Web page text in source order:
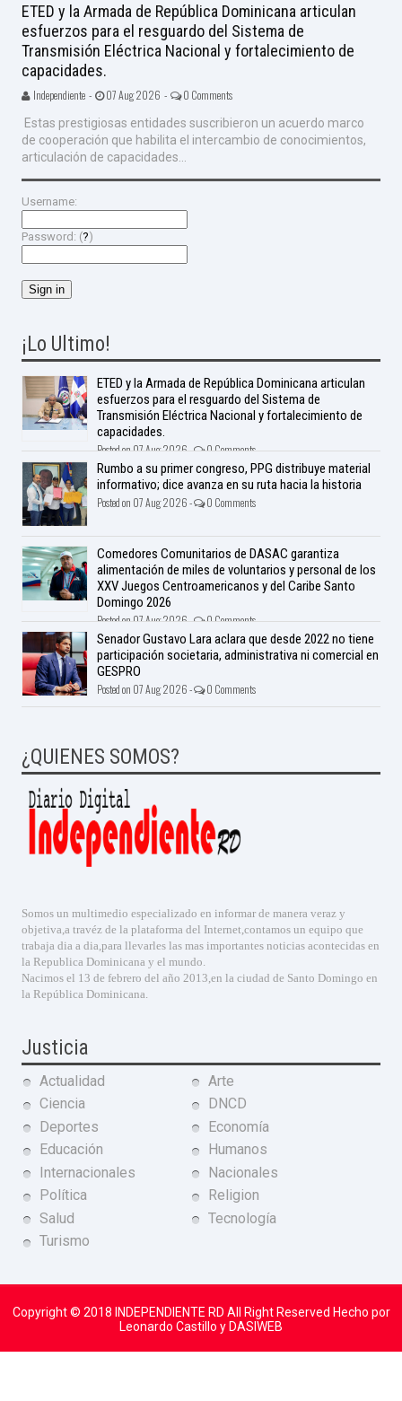
ETED y la Armada de República Dominicana articulan
esfuerzos para el resguardo del Sistema de
Transmisión Eléctrica Nacional y fortalecimiento de
capacidades.
Independiente - 07 Aug 2026 - 0 Comments
Estas prestigiosas entidades suscribieron un acuerdo marco
de cooperación que habilita el intercambio de conocimientos,
articulación de capacidades...
Username:
Password: (?)
¡Lo Ultimo!
ETED y la Armada de República Dominicana articulan
esfuerzos para el resguardo del Sistema de
Transmisión Eléctrica Nacional y fortalecimiento de
capacidades.
Posted on 07 Aug 2026 - 0 Comments
Rumbo a su primer congreso, PPG distribuye material
informativo; dice avanza en su ruta hacia la historia
Posted on 07 Aug 2026 - 0 Comments
Comedores Comunitarios de DASAC garantiza
alimentación de miles de voluntarios y personal de los
XXV Juegos Centroamericanos y del Caribe Santo
Domingo 2026
Posted on 07 Aug 2026 - 0 Comments
Senador Gustavo Lara aclara que desde 2022 no tiene
participación societaria, administrativa ni comercial en
GESPRO
Posted on 07 Aug 2026 - 0 Comments
¿QUIENES SOMOS?
Somos un multimedio especializado en informar de manera veraz y
objetiva,a travéz de la plataforma del Internet,contamos un equipo que
trabaja dia a dia,para llevarles las mas importantes noticias acontecidas en
la Republica Dominicana y el mundo.
Nacimos el 13 de febrero del año 2013,en la ciudad de Santo Domingo en
la República Dominicana.
Justicia
Actualidad
Arte
Ciencia
DNCD
Deportes
Economía
Educación
Humanos
Internacionales
Nacionales
Política
Religion
Salud
Tecnología
Turismo
Copyright © 2018 INDEPENDIENTE RD All Right Reserved Hecho por
Leonardo Castillo y DASIWEB